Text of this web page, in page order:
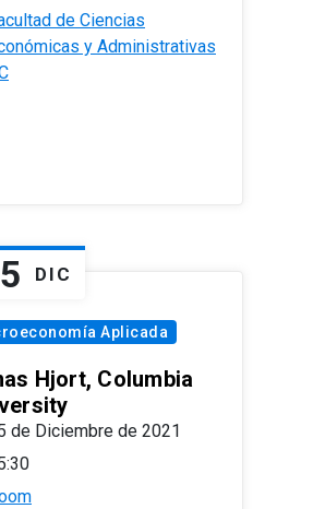
de Ciencias
y Administrativas
DIC
Aplicada
Hjort, Columbia
de Diciembre de 2021